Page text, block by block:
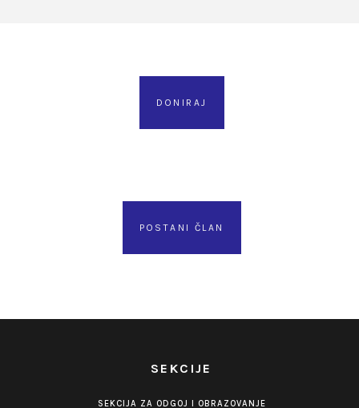
DONIRAJ
POSTANI ČLAN
SEKCIJE
SEKCIJA ZA ODGOJ I OBRAZOVANJE